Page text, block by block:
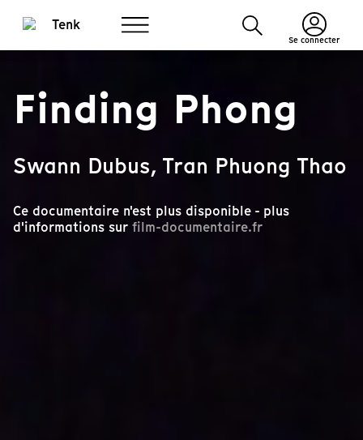
Se connecter
Finding Phong
Swann Dubus, Tran Phuong Thao
Ce documentaire n'est plus disponible - plus
d'informations sur film-documentaire.fr